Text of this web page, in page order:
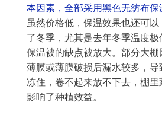
本因素，全部采用黑色无纺布保
虽然价格低，保温效果也还可
了冬季，尤其是去年冬季温度
保温被的缺点被放大。部分大
薄膜或薄膜破损后漏水较多，
冻住，卷不起来放不下去，棚
影响了种植效益。